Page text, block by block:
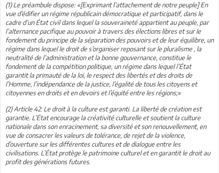
(1) Le préambule dispose: «[Exprimant l’attachement de notre peuple] En
vue d’édifier un régime républicain démocratique et participatif, dans le
cadre d’un État civil dans lequel la souveraineté appartient au peuple, par
l’alternance pacifique au pouvoir à travers des élections libres et sur le
fondement du principe de la séparation des pouvoirs et de leur équilibre, un
régime dans lequel le droit de s’organiser reposant sur le pluralisme , la
neutralité de l’administration et la bonne gouvernance, constitue le
fondement de la compétition politique, un régime dans lequel l’État
garantit la primauté de la loi, le respect des libertés et des droits de
l’Homme, l’indépendance de la justice, l’égalité de tous les citoyens et
citoyennes en droits et en devoirs et l’équité entre les régions;»
(2) Article 42: Le droit à la culture est garanti. La liberté de création est
garantie. L’État encourage la créativité culturelle et soutient la culture
nationale dans son enracinement, sa diversité et son renouvellement, en
vue de consacrer les valeurs de tolérance, de rejet de la violence,
d’ouverture sur les différentes cultures et de dialogue entre les
civilisations. L’État protège le patrimoine culturel et en garantit le droit au
profit des générations futures.